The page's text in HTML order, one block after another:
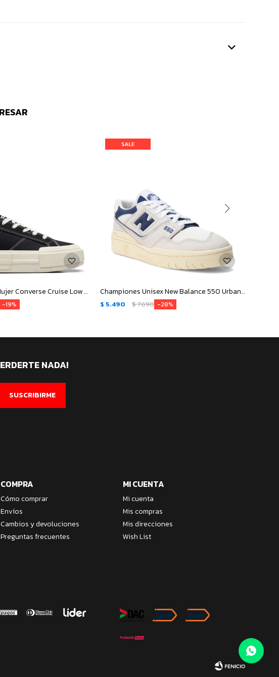
Championes de Mujer Converse Cruise Low Top - Negro - Blanco
19
Championes Unisex New Balance 550 Urbano Court - Beige - Marino
$ 5.490 $7.690 28
COMPRA
Cómo comprar
Envíos
Cambios y devoluciones
Preguntas frecuentes
MI CUENTA
Mi cuenta
Mis compras
Mis direcciones
Wish List
NADA!
SUSCRIBIRME